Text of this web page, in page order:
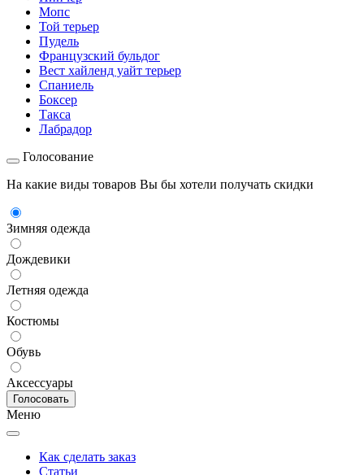
Мопс
Той терьер
Пудель
Французский бульдог
Вест хайленд уайт терьер
Спаниель
Боксер
Такса
Лабрадор
Голосование
На какие виды товаров Вы бы хотели получать скидки
Зимняя одежда
Дождевики
Летняя одежда
Костюмы
Обувь
Аксессуары
Меню
Как сделать заказ
Статьи